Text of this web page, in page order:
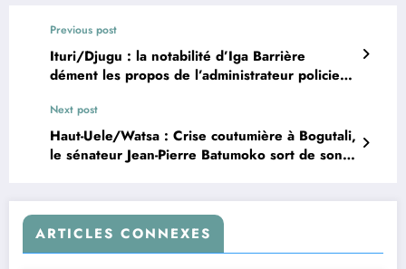
Previous post
Ituri/Djugu : la notabilité d’Iga Barrière
dément les propos de l’administrateur policier
Next post
Haut-Uele/Watsa : Crise coutumière à Bogutali,
le sénateur Jean-Pierre Batumoko sort de son
ARTICLES CONNEXES